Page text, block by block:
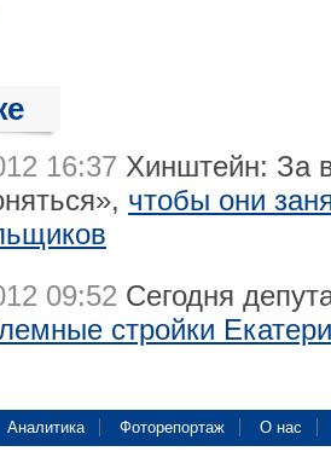
16:37 Хинштейн: За
чтобы они
09:52 Сегодня
стройки
Аналитика Фоторепортаж О нас